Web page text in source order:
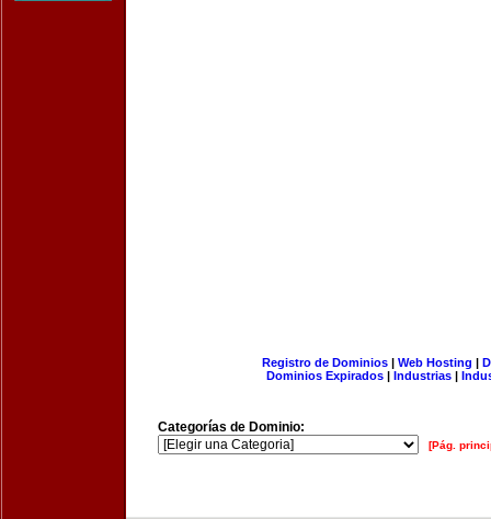
Registro de Dominios| Web Hosting |
Dominios Expirados | Industrias |
Categorías de Dominio:
[Pág.